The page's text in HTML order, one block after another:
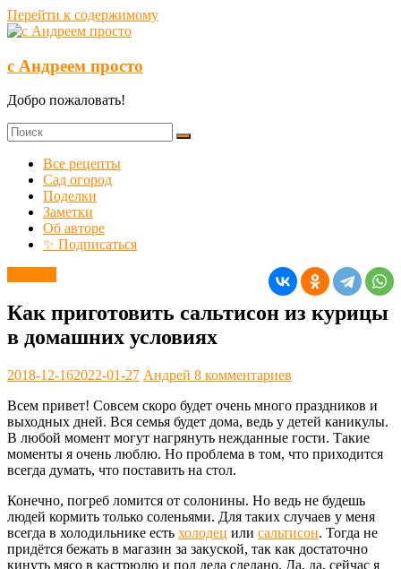
Перейти к содержимому
с Андреем просто
Добро пожаловать!
Все рецепты
Сад огород
Поделки
Заметки
Об авторе
✨ Подписаться
Как приготовить сальтисон из курицы
в домашних условиях
2018-12-162022-01-27 Андрей 8 комментариев
Всем привет! Совсем скоро будет очень много праздников и
выходных дней. Вся семья будет дома, ведь у детей каникулы.
В любой момент могут нагрянуть нежданные гости. Такие
моменты я очень люблю. Но проблема в том, что приходится
всегда думать, что поставить на стол.
Конечно, погреб ломится от солонины. Но ведь не будешь
людей кормить только соленьями. Для таких случаев у меня
всегда в холодильнике есть холодец или сальтисон. Тогда не
придётся бежать в магазин за закуской, так как достаточно
кинуть мясо в кастрюлю и пол дела сделано. Да, да, сейчас я